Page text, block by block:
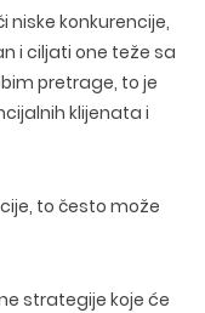
niske konkurencije,
i ciljati one teže sa
pretrage, to je
klijenata i
to često može
strategije koje će